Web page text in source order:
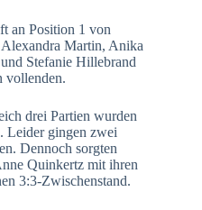
an Position 1 von
Martin, Anika
Stefanie Hillebrand
vollenden.
drei Partien wurden
Leider gingen zwei
Dennoch sorgten
Quinkertz mit ihren
3:3-Zwischenstand.